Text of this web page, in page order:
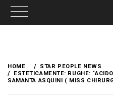
content
HOME
STAR PEOPLE NEWS
ESTETICAMENTE: RUGHE:
SAMANTA ASQUINI ( MISS